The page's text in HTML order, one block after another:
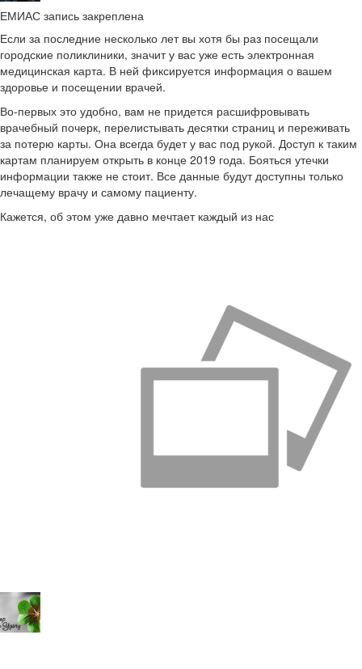
ЕМИАС запись закреплена
Если за последние несколько лет вы хотя бы раз посещали
городские поликлиники, значит у вас уже есть электронная
медицинская карта. В ней фиксируется информация о вашем
здоровье и посещении врачей.
Во-первых это удобно, вам не придется расшифровывать
врачебный почерк, перелистывать десятки страниц и переживать
за потерю карты. Она всегда будет у вас под рукой. Доступ к таким
картам планируем открыть в конце 2019 года. Бояться утечки
информации также не стоит. Все данные будут доступны только
лечащему врачу и самому пациенту.
Кажется, об этом уже давно мечтает каждый из нас